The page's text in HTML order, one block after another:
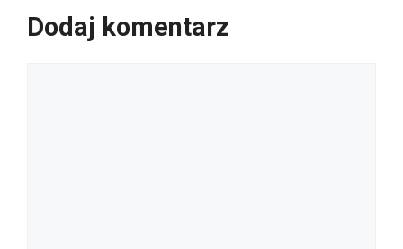
Dodaj komentarz